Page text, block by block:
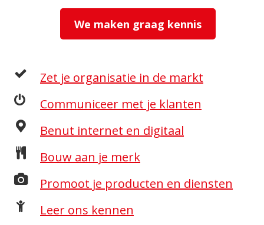
We maken graag kennis
Zet je organisatie in de markt
Communiceer met je klanten
Benut internet en digitaal
Bouw aan je merk
Promoot je producten en diensten
Leer ons kennen